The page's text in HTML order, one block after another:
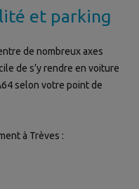
et parking
de nombreux axes
de s’y rendre en voiture
selon votre point de
à Trèves :